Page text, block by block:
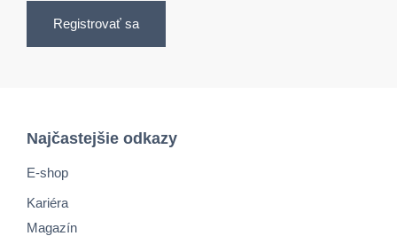
Registrovať sa
Najčastejšie odkazy
E-shop
Kariéra
Magazín